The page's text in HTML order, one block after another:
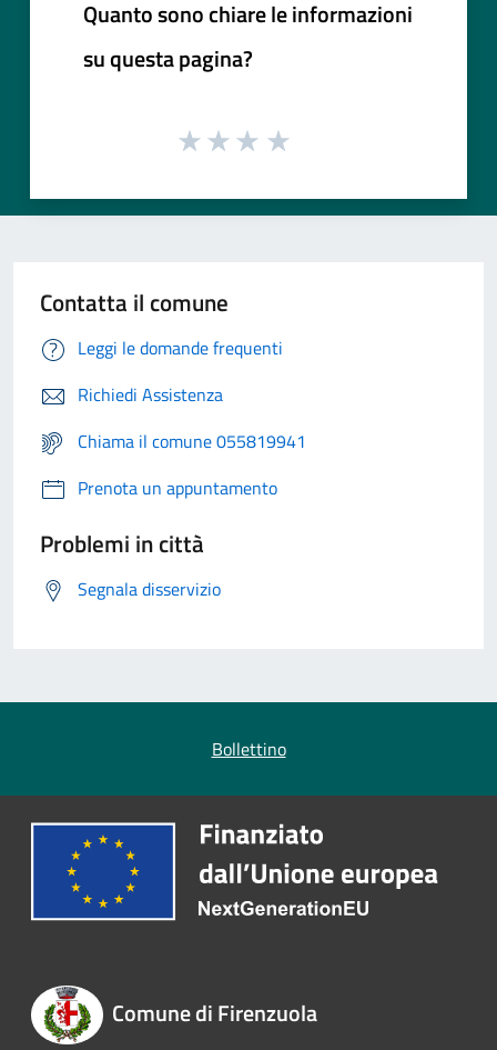
Quanto sono chiare le informazioni
su questa pagina?
Contatta il comune
Leggi le domande frequenti
Richiedi Assistenza
Chiama il comune 055819941
Prenota un appuntamento
Problemi in città
Segnala disservizio
Bollettino
Comune di Firenzuola